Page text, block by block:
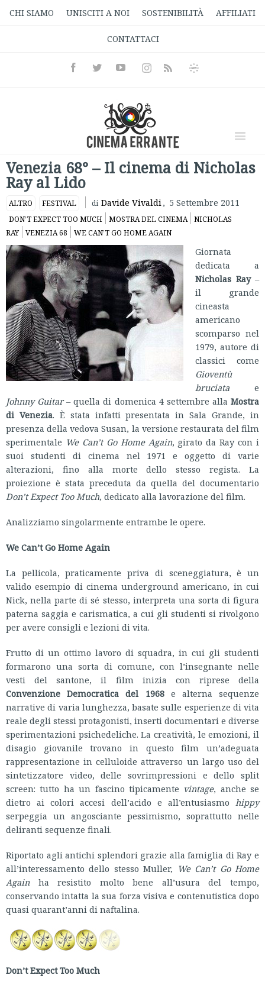
CHI SIAMO UNISCITI A NOI SOSTENIBILITÀ AFFILIATI
CONTATTACI
FacebookTwitterYoutubeInstagramRss
Informativa
Venezia 68° – Il cinema di Nicholas
Ray al Lido
ALTRO FESTIVAL di Davide Vivaldi, 5 Settembre 2011
DON’T EXPECT TOO MUCH MOSTRA DEL CINEMA
NICHOLAS
RAY
VENEZIA 68 WE CAN’T GO HOME AGAIN
Giornata
dedicata a
Nicholas Ray–
il grande
cineasta
americano
scomparso nel
1979, autore di
classici come
Gioventù
bruciata e
Johnny Guitar– quella di domenica 4 settembre allaMostra
di Venezia. È stata infatti presentata in Sala Grande, in
presenza della vedova Susan, la versione restaurata del film
sperimentale We Can’t Go Home Again, girato da Ray con i
suoi studenti di cinema nel 1971 e oggetto di varie
alterazioni, fino alla morte dello stesso regista. La
proiezione è stata preceduta da quella del documentario
Don’t Expect Too Much, dedicato alla lavorazione del film.
Analizziamo singolarmente entrambe le opere.
We Can’t Go Home Again
La pellicola, praticamente priva di sceneggiatura, è un
valido esempio di cinema underground americano, in cui
Nick, nella parte di sé stesso, interpreta una sorta di figura
paterna saggia e carismatica, a cui gli studenti si rivolgono
per avere consigli e lezioni di vita.
Frutto di un ottimo lavoro di squadra, in cui gli studenti
formarono una sorta di comune, con l’insegnante nelle
vesti del santone, il film inizia con riprese della
Convenzione Democratica del 1968e alterna sequenze
narrative di varia lunghezza, basate sulle esperienze di vita
reale degli stessi protagonisti, inserti documentari e diverse
sperimentazioni psichedeliche. La creatività, le emozioni, il
disagio giovanile trovano in questo film un’adeguata
rappresentazione in celluloide attraverso un largo uso del
sintetizzatore video, delle sovrimpressioni e dello split
screen: tutto ha un fascino tipicamente vintage, anche se
dietro ai colori accesi dell’acido e all’entusiasmo hippy
serpeggia un angosciante pessimismo, soprattutto nelle
deliranti sequenze finali.
Riportato agli antichi splendori grazie alla famiglia di Ray e
all’interessamento dello stesso Muller, We Can’t Go Home
Againha resistito molto bene all’usura del tempo,
conservando intatta la sua forza visiva e contenutistica dopo
quasi quarant’anni di naftalina.
Don’t Expect Too Much